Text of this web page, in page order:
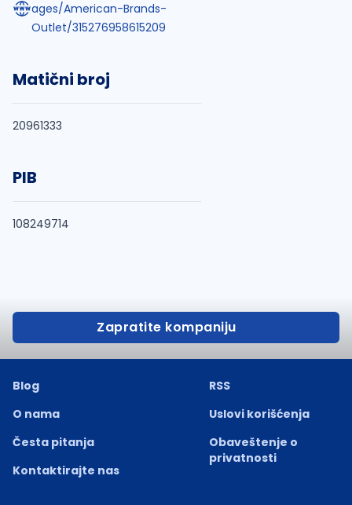
ages/American-Brands-
Outlet/315276958615209
Matični broj
20961333
PIB
108249714
Zapratite kompaniju
Blog
O nama
Česta pitanja
Kontaktirajte nas
RSS
Uslovi korišćenja
Obaveštenje o
privatnosti